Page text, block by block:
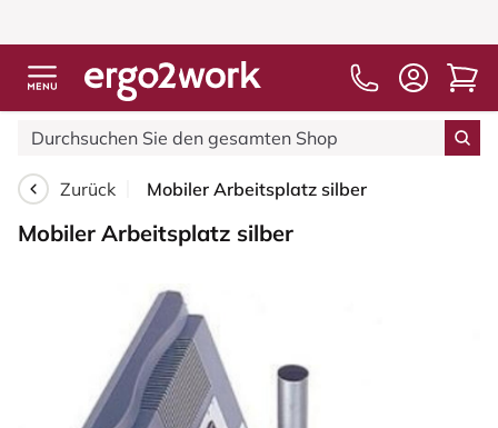
Zurück Mobiler Arbeitsplatz silber
Mobiler Arbeitsplatz silber